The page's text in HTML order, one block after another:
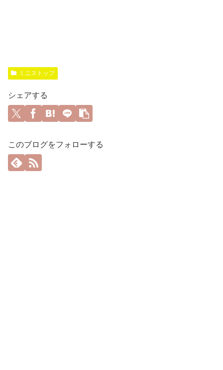
ミニストップ
シェアする
このブログをフォローする